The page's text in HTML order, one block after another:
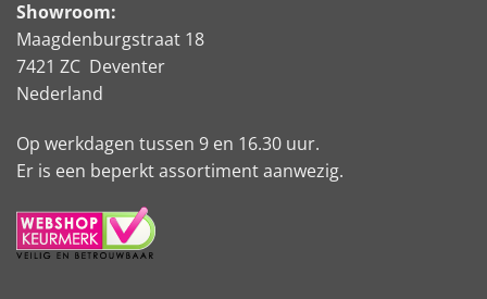
Showroom:
Maagdenburgstraat 18
7421 ZC Deventer
Nederland
Op werkdagen tussen 9 en 16.30 uur.
Er is een beperkt assortiment aanwezig.